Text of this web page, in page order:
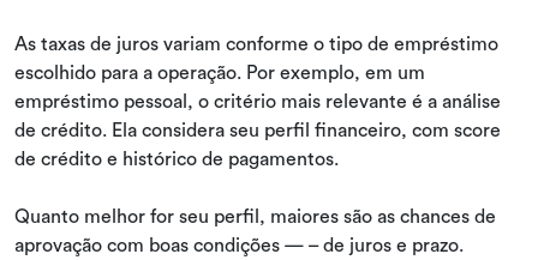
As taxas de juros variam conforme o tipo de empréstimo
escolhido para a operação. Por exemplo, em um
empréstimo pessoal, o critério mais relevante é a análise
de crédito. Ela considera seu perfil financeiro, com score
de crédito e histórico de pagamentos.
Quanto melhor for seu perfil, maiores são as chances de
aprovação com boas condições — – de juros e prazo.